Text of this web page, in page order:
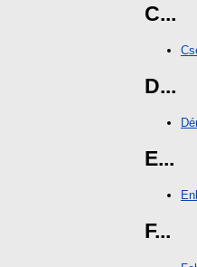
C...
D...
E...
F...